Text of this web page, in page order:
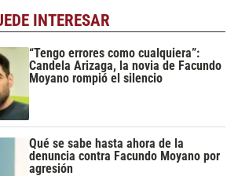
INTERESAR
“Tengo errores como cualquiera”:
Candela Arizaga, la novia de Facundo
Moyano rompió el silencio
Qué se sabe hasta ahora de la
denuncia contra Facundo Moyano por
agresión